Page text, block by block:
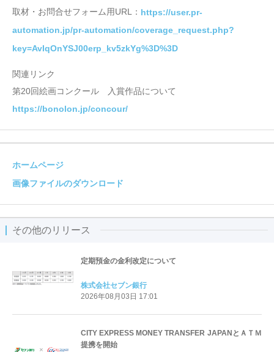
取材・お問合せフォーム用URL： https://user.pr-
automation.jp/pr-automation/coverage_request.php?
key=AvIqOnYSJ00erp_kv5zkYg%3D%3D
関連リンク
第20回絵画コンクール 入賞作品について
https://bonolon.jp/concour/
ホームページ
画像ファイルのダウンロード
その他のリリース
定期預金の金利改定について
株式会社セブン銀行
2026年08月03日 17:01
CITY EXPRESS MONEY TRANSFER JAPANとＡＴＭ
提携を開始